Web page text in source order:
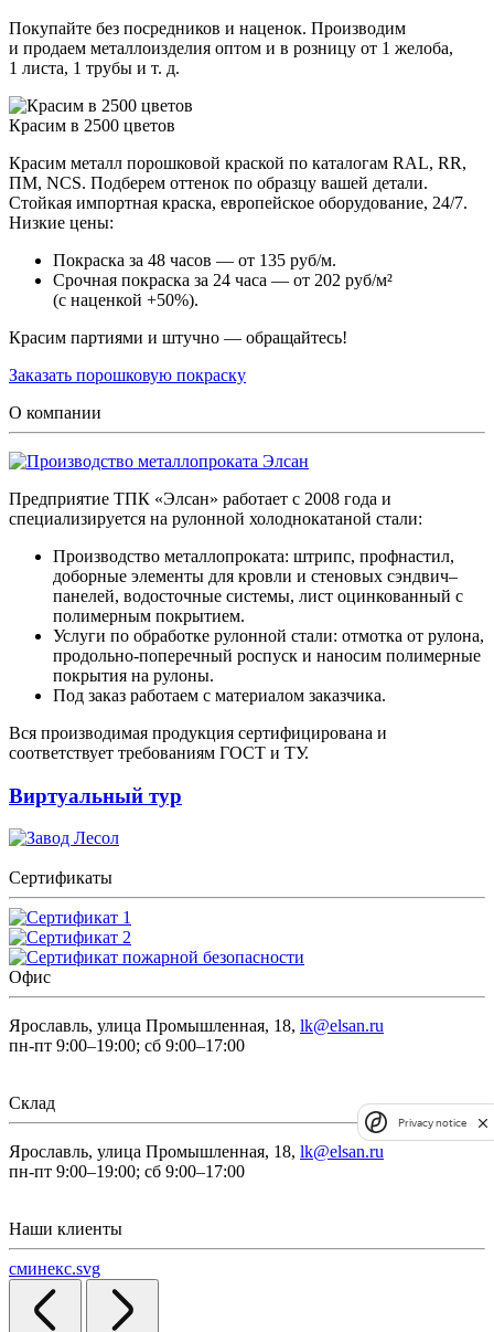
Покупайте без посредников и наценок. Производим
и продаем металлоизделия оптом и в розницу от 1 желоба,
1 листа, 1 трубы и т. д.
Красим в 2500 цветов
Красим металл порошковой краской по каталогам RAL, RR,
ПМ, NCS. Подберем оттенок по образцу вашей детали.
Стойкая импортная краска, европейское оборудование, 24/7.
Низкие цены:
Покраска за 48 часов — от 135 руб/м.
Срочная покраска за 24 часа — от 202 руб/м²
(с наценкой +50%).
Красим партиями и штучно — обращайтесь!
Заказать порошковую покраску
О компании
Предприятие ТПК «Элсан» работает с 2008 года и
специализируется на рулонной холоднокатаной стали:
Производство металлопроката: штрипс, профнастил,
доборные элементы для кровли и стеновых сэндвич–
панелей, водосточные системы, лист оцинкованный с
полимерным покрытием.
Услуги по обработке рулонной стали: отмотка от рулона,
продольно-поперечный роспуск и наносим полимерные
покрытия на рулоны.
Под заказ работаем с материалом заказчика.
Вся производимая продукция сертифицирована и
соответствует требованиям ГОСТ и ТУ.
Виртуальный тур
Сертификаты
Офис
Ярославль, улица Промышленная, 18, lk@elsan.ru
пн-пт 9:00–19:00; сб 9:00–17:00
Склад
Ярославль, улица Промышленная, 18, lk@elsan.ru
пн-пт 9:00–19:00; сб 9:00–17:00
Наши клиенты
сминекс.svg
Privacy notice